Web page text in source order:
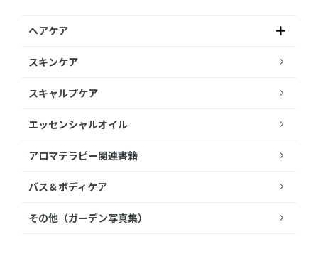
ヘアケア
スキンケア
スキャルプケア
エッセンシャルオイル
アロマテラピー関連書籍
バス＆ボディケア
その他（ガーデン写真集）